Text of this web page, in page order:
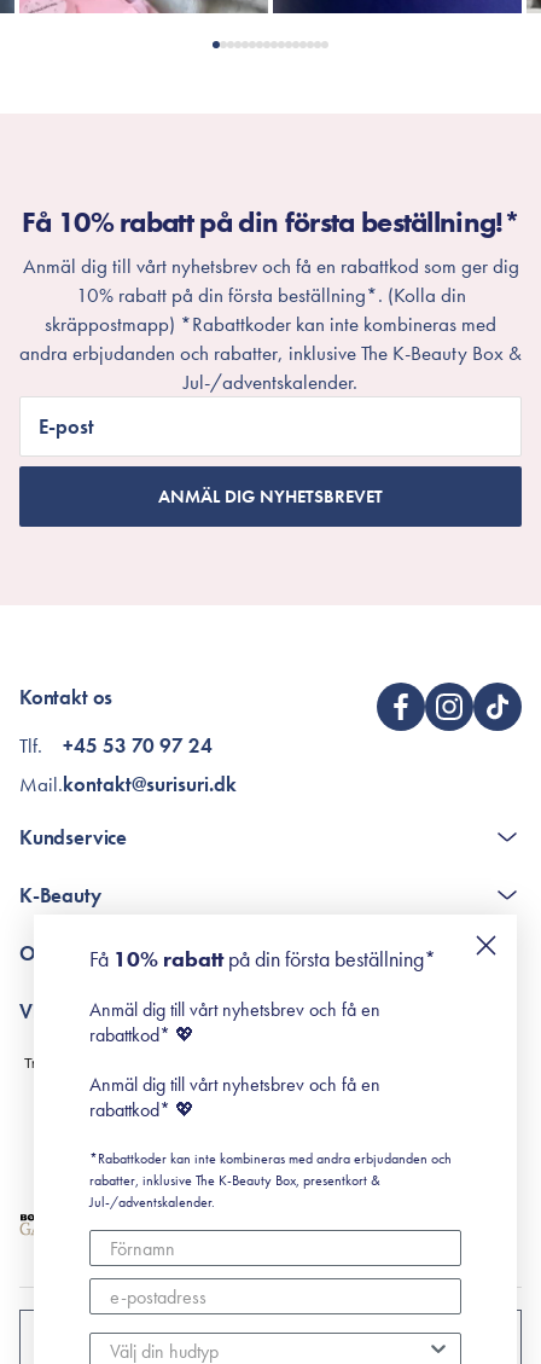
Få 10% rabatt på din första beställning!*
Anmäl dig till vårt nyhetsbrev och få en rabattkod som ger dig
10% rabatt på din första beställning*. (Kolla din
skräppostmapp) *Rabattkoder kan inte kombineras med
andra erbjudanden och rabatter, inklusive The K-Beauty Box &
Jul-/adventskalender.
E-post
ANMÄL DIG NYHETSBREVET
Kontakt os
Tlf.
Mail.
+45 53 70 97 24
kontakt@surisuri.dk
Kundservice
Poängshop - frågor och svar
K-Beauty
Retinol för nybörjare
Om Surisuri
Black Friday
Villkor
Leverans & Retur
Köpvillkor
Prenumerationsvillkor
Cookiepolicy
SVERIGE
Få 10% rabattpå din första beställning*
Anmäl dig till vårt nyhetsbrev och få en
rabattkod* 💖
Anmäl dig till vårt nyhetsbrev och få en
rabattkod* 💖
*Rabattkoder kan inte kombineras med andra erbjudanden och
rabatter, inklusive The K-Beauty Box, presentkort &
Jul-/adventskalender.